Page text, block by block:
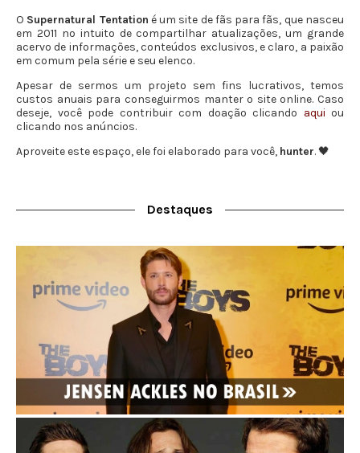
O Supernatural Tentation é um site de fãs para fãs, que nasceu
em 2011 no intuito de compartilhar atualizações, um grande
acervo de informações, conteúdos exclusivos, e claro, a paixão
em comum pela série e seu elenco.
Apesar de sermos um projeto sem fins lucrativos, temos
custos anuais para conseguirmos manter o site online. Caso
deseje, você pode contribuir com doação clicando aqui ou
clicando nos anúncios.
Aproveite este espaço, ele foi elaborado para você, hunter. 🖤
Destaques